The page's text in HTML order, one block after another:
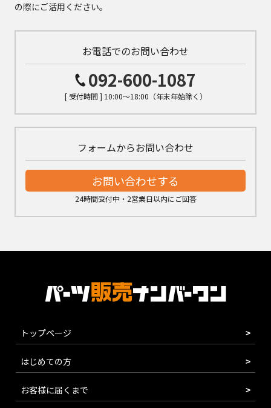
の際にご活用ください。
お電話でのお問い合わせ
092-600-1087
[ 受付時間 ] 10:00～18:00（年末年始除く）
フォームからお問い合わせ
お問い合わせする
24時間受付中・2営業日以内にご回答
トップページ
はじめての方
お客様に届くまで